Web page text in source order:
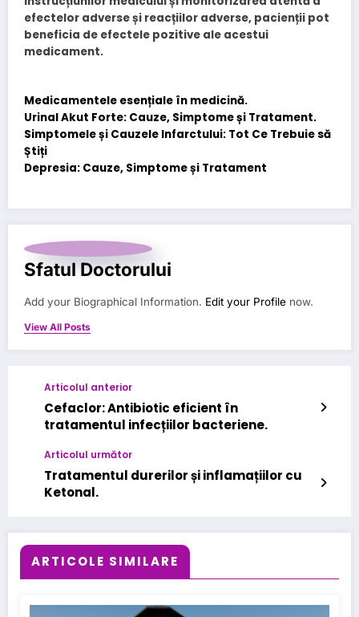
efectelor adverse și reacțiilor adverse, pacienții pot
beneficia de efectele pozitive ale acestui
medicament.
Medicamentele esențiale în medicină.
Urinal Akut Forte: Cauze, Simptome și Tratament.
Simptomele și Cauzele Infarctului: Tot Ce Trebuie să
Știți
Depresia: Cauze, Simptome și Tratament
Sfatul Doctorului
Add your Biographical Information. Edit your Profile now.
View All Posts
Articolul anterior
Cefaclor: Antibiotic eficient în
tratamentul infecțiilor bacteriene.
Articolul următor
Tratamentul durerilor și inflamațiilor cu
Ketonal.
ARTICOLE SIMILARE